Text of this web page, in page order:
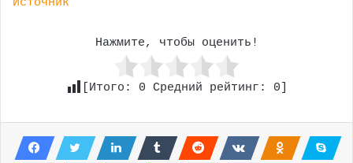
Источник
Нажмите, чтобы оценить!
[Итого: 0 Средний рейтинг: 0